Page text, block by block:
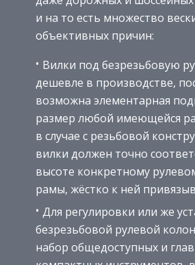
и на то есть множество
объективных причин:
Вилки под безрезьбовую
дешевле в производстве,
возможна элементарная
размер любой имеющейся
в случае с резьбовой
вилки должен точно
высоте конкретному
рамы, жёстко к ней
Для регулировки или же
безрезьбовой рулевой
набор общедоступных и